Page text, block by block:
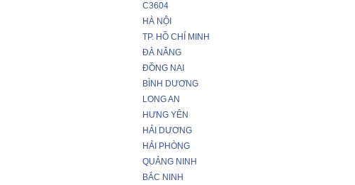
C3604
HÀ NỘI
TP. HỒ CHÍ MINH
ĐÀ NẴNG
ĐỒNG NAI
BÌNH DƯƠNG
LONG AN
HƯNG YÊN
HẢI DƯƠNG
HẢI PHÒNG
QUẢNG NINH
BẮC NINH